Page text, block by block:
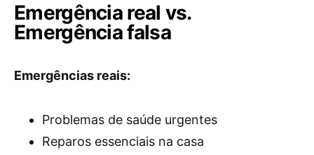
Emergência real vs.
Emergência falsa
Emergências reais:
Problemas de saúde urgentes
Reparos essenciais na casa